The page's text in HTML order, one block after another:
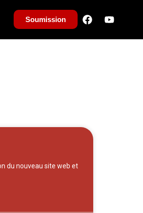
Soumission
du nouveau site web et